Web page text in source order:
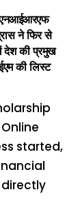
ने फिर से
देश की प्रमुख
की लिस्ट